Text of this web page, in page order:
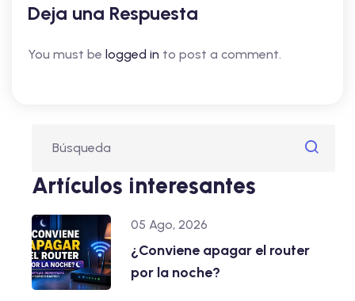
Deja una Respuesta
You must be logged in to post a comment.
Artículos interesantes
05 Ago, 2026
¿Conviene apagar el router
por la noche?